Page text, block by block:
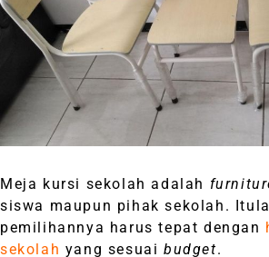
Meja kursi sekolah adalah
siswa maupun pihak sekolah.
pemilihannya harus tepat dengan
sekolah yang sesuaibudget.